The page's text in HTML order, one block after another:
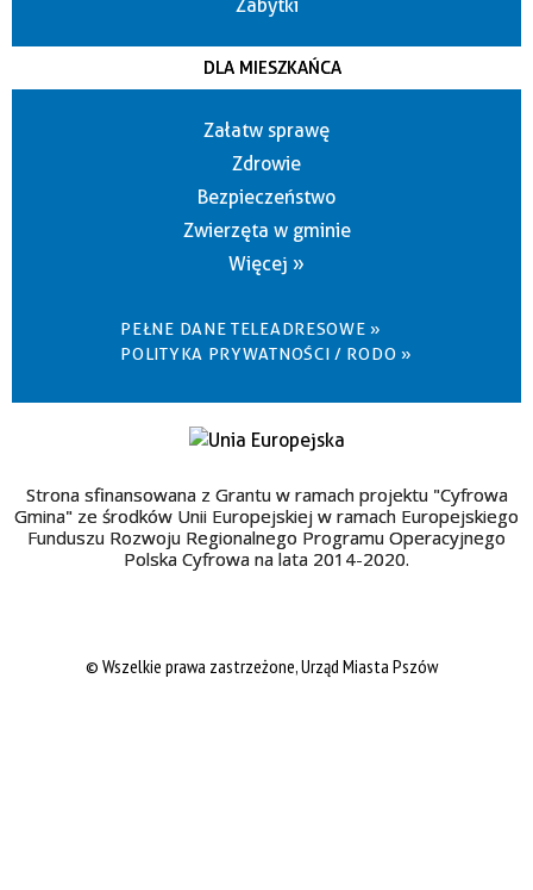
Zabytki
DLA MIESZKAŃCA
Załatw sprawę
Zdrowie
Bezpieczeństwo
Zwierzęta w gminie
Więcej »
PEŁNE DANE TELEADRESOWE »
POLITYKA PRYWATNOŚCI / RODO »
Strona sfinansowana z Grantu w ramach projektu "Cyfrowa
Gmina" ze środków Unii Europejskiej w ramach Europejskiego
Funduszu Rozwoju Regionalnego Programu Operacyjnego
Polska Cyfrowa na lata 2014-2020.
© Wszelkie prawa zastrzeżone, Urząd Miasta Pszów